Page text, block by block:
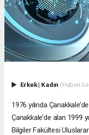
Erkek| Kadın (Haberi
1976 yılında
Çanakkale’de alan 1999
Bilgiler Fakültesi